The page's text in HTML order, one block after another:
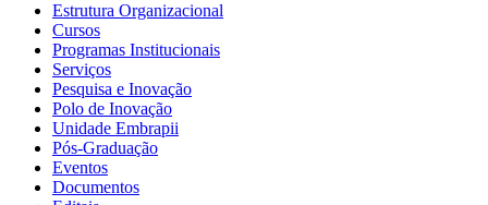
Estrutura Organizacional
Cursos
Programas Institucionais
Serviços
Pesquisa e Inovação
Polo de Inovação
Unidade Embrapii
Pós-Graduação
Eventos
Documentos